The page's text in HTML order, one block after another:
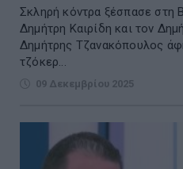
Σκληρή κόντρα ξέσπασε στη
Δημήτρη Καιρίδη και τον
Δημήτρης Τζανακόπουλος
τζόκερ...
09 Δεκεμβρίου 2025